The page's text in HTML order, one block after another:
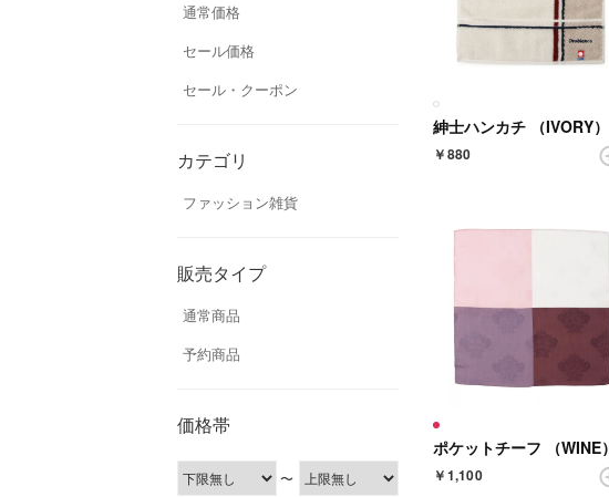
通常価格
セール価格
セール・クーポン
カテゴリ
ファッション雑貨
販売タイプ
通常商品
予約商品
価格帯
〜
紳士ハンカチ （IVORY）
￥880
ポケットチーフ （WINE）
￥1,100